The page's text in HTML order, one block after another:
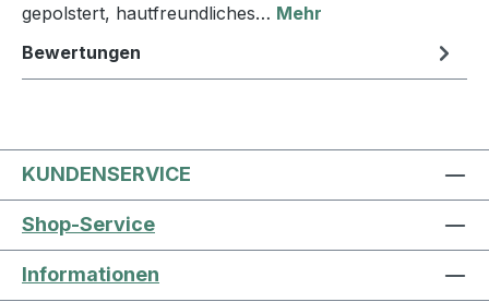
gepolstert, hautfreundliches… Mehr
Bewertungen
KUNDENSERVICE
Shop-Service
Informationen